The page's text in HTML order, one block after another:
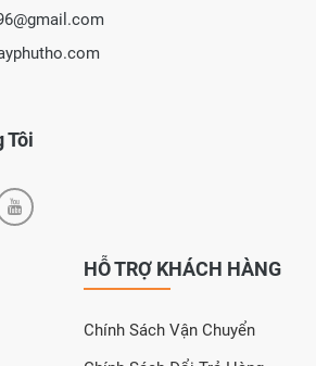
Tôi
HỖ TRỢ KHÁCH HÀNG
Chính Sách Vận Chuyển